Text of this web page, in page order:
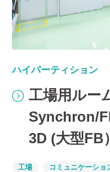
ハイパーティション
工場用ルー
Synchron/
3D (大型FB）
工場 コミュニケーショ